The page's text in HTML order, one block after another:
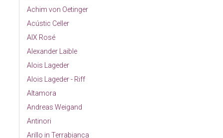
Achim von Oetinger
Acústic Celler
AIX Rosé
Alexander Laible
Alois Lageder
Alois Lageder - Riff
Altamora
Andreas Weigand
Antinori
Arillo in Terrabianca